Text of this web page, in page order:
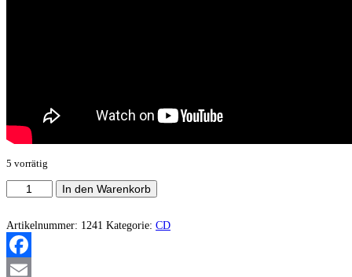
5 vorrätig
Survive
-
At
Death
Valley
Menge
In den Warenkorb
Artikelnummer: 1241 Kategorie: CD
Facebook